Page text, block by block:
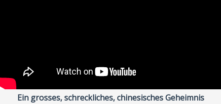
Ein grosses, schreckliches, chinesisches Geheimnis